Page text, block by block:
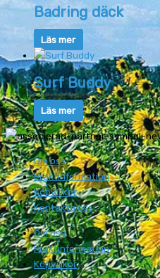
Badring däck
Läs mer
Surf Buddy
Läs mer
Om oss
Fraktinformation
Köpvillkor
Kontakta oss
Om oss
Fraktinformation
Köpvillkor